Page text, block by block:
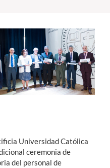
Universidad Católica
ceremonia de
del personal de